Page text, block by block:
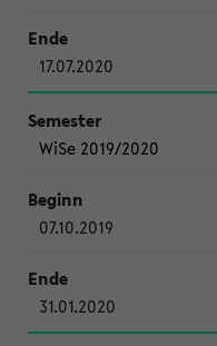
17.07.2020
WiSe 2019/2020
07.10.2019
31.01.2020